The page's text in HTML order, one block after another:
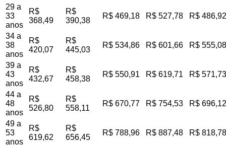
29 a
33
anos
R$
368,49
R$
390,38
R$ 469,18 R$ 527,78 R$ 486,92
34 a
38
anos
R$
420,07
R$
445,03
R$ 534,86 R$ 601,66 R$ 555,08
39 a
43
anos
R$
432,67
R$
458,38
R$ 550,91 R$ 619,71 R$ 571,73
44 a
48
anos
R$
526,80
R$
558,11
R$ 670,77 R$ 754,53 R$ 696,12
49 a
53
anos
R$
619,62
R$
656,45
R$ 788,96 R$ 887,48 R$ 818,78